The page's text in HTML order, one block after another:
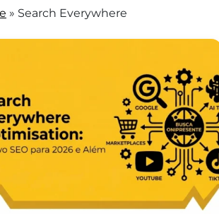
» Search Everywhere